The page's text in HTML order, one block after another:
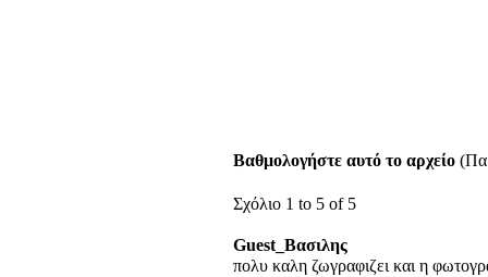
Βαθμολογήστε αυτό το αρχείο
Σχόλιο 1 to 5 of 5
Guest_Βασιλης
πολυ καλη ζωγραφιζει και η